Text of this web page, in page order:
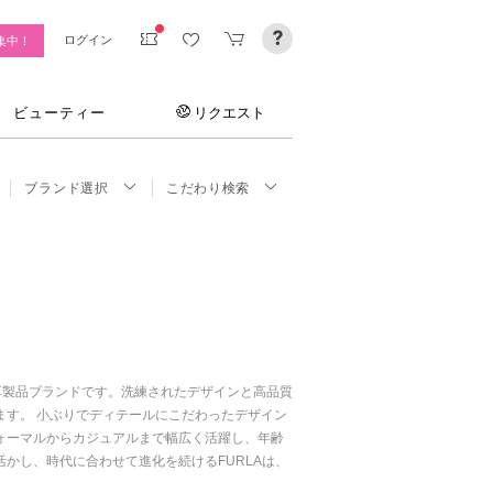
中！ ログイン
ビューティー リクエスト
ブランド選択 こだわり検索
品ブランドです。洗練されたデザインと高品質
。 小ぶりでディテールにこだわったデザイン
マルからカジュアルまで幅広く活躍し、年齢
し、時代に合わせて進化を続けるFURLAは、